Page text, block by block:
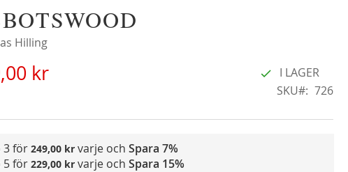
Hilling
kr
I LAGER
SKU
726
3 för249,00 kr varje ochSpara7%
5 för229,00 kr varje ochSpara 15%